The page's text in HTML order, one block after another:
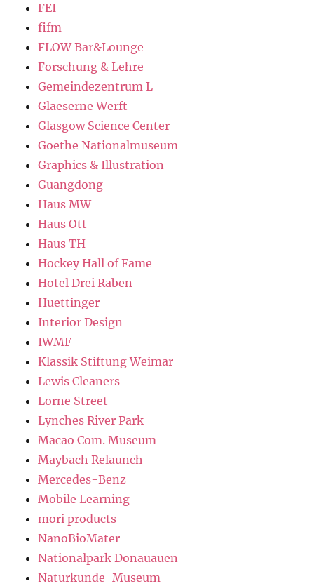
FEI
fifm
FLOW Bar&Lounge
Forschung & Lehre
Gemeindezentrum L
Glaeserne Werft
Glasgow Science Center
Goethe Nationalmuseum
Graphics & Illustration
Guangdong
Haus MW
Haus Ott
Haus TH
Hockey Hall of Fame
Hotel Drei Raben
Huettinger
Interior Design
IWMF
Klassik Stiftung Weimar
Lewis Cleaners
Lorne Street
Lynches River Park
Macao Com. Museum
Maybach Relaunch
Mercedes-Benz
Mobile Learning
mori products
NanoBioMater
Nationalpark Donauauen
Naturkunde-Museum